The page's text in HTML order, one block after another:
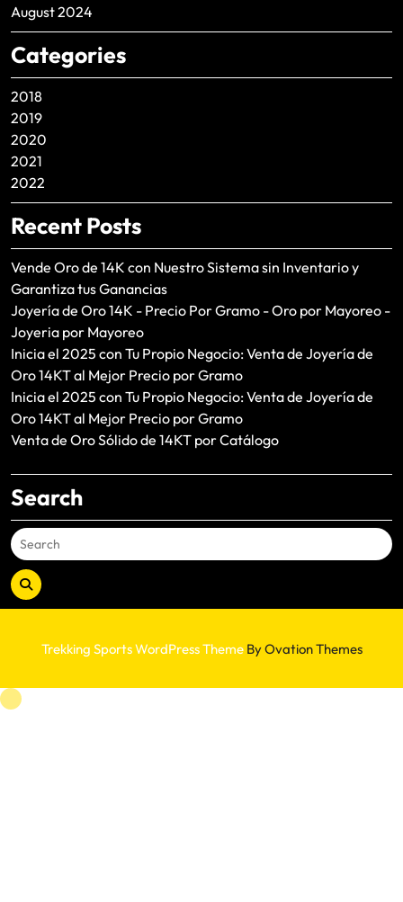
August 2024
Categories
2018
2019
2020
2021
2022
Recent Posts
Vende Oro de 14K con Nuestro Sistema sin Inventario y
Garantiza tus Ganancias
Joyería de Oro 14K - Precio Por Gramo - Oro por Mayoreo -
Joyeria por Mayoreo
Inicia el 2025 con Tu Propio Negocio: Venta de Joyería de
Oro 14KT al Mejor Precio por Gramo
Inicia el 2025 con Tu Propio Negocio: Venta de Joyería de
Oro 14KT al Mejor Precio por Gramo
Venta de Oro Sólido de 14KT por Catálogo
Search
Trekking Sports WordPress ThemeBy Ovation Themes